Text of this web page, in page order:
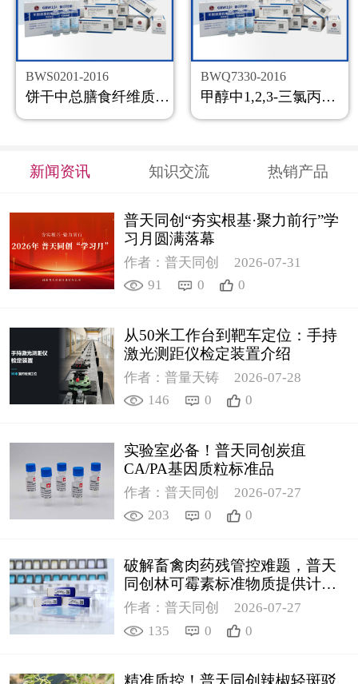
BWS0201-2016
饼干中总膳食纤维质控样品
BWQ7330-2016
甲醇中1,2,3-三氯丙烷溶液标准物质
新闻资讯 知识交流 热销产品
普天同创“夯实根基·聚力前行”学
习月圆满落幕
作者：普天同创
2026-07-31
91
0 0
从50米工作台到靶车定位：手持
激光测距仪检定装置介绍
作者：普量天铸
2026-07-28
146
0 0
实验室必备！普天同创炭疽
CA/PA基因质粒标准品
作者：普天同创
2026-07-27
203
0 0
破解畜禽肉药残管控难题，普天
同创林可霉素标准物质提供计量
支撑
作者：普天同创
2026-07-27
135
0 0